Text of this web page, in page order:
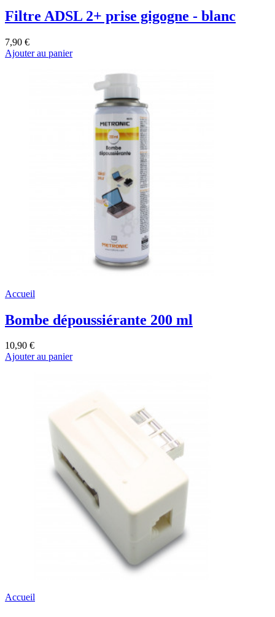
Filtre ADSL 2+ prise gigogne - blanc
7,90 €
Ajouter au panier
Accueil
Bombe dépoussiérante 200 ml
10,90 €
Ajouter au panier
Accueil